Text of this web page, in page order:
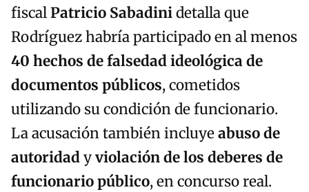
fiscalPatricio Sabadinidetalla que
Rodríguez habría participado en al menos
40 hechos de falsedad ideológica de
documentos públicos, cometidos
utilizando su condición de funcionario.
La acusación también incluyeabuso de
autoridadyviolación de los deberes de
funcionario público, en concurso real.